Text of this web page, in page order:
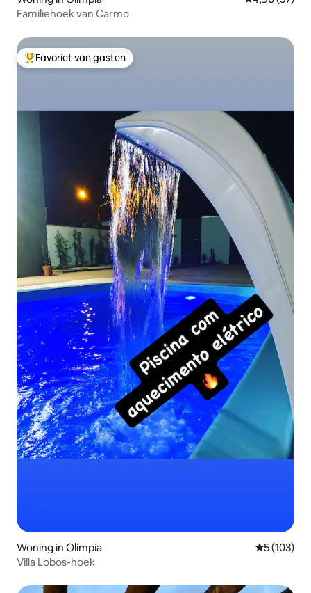
Familiehoek van Carmo
Topfavoriet van gasten
Favoriet van gasten
Woning in Olímpia
5 (103)
Villa Lobos-hoek